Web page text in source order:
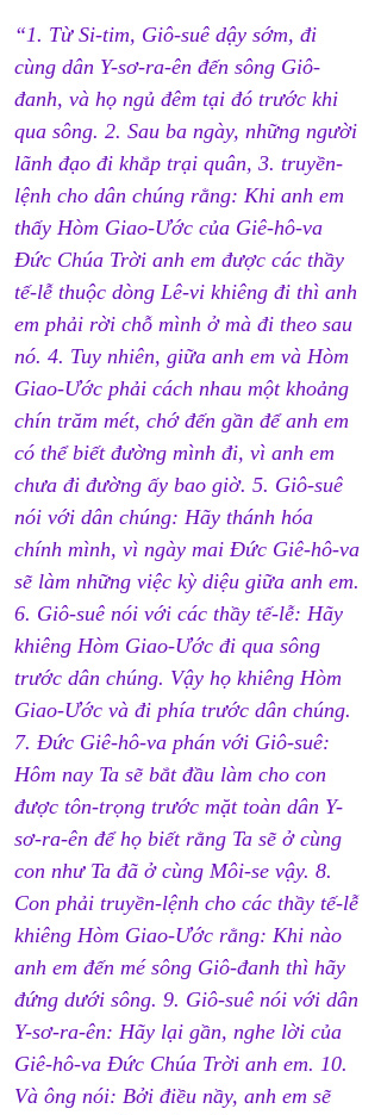
“1. Từ Si-tim, Giô-suê dậy sớm, đi
cùng dân Y-sơ-ra-ên đến sông Giô-
đanh, và họ ngủ đêm tại đó trước khi
qua sông. 2. Sau ba ngày, những người
lãnh đạo đi khắp trại quân, 3. truyền-
lệnh cho dân chúng rằng: Khi anh em
thấy Hòm Giao-Ước của Giê-hô-va
Đức Chúa Trời anh em được các thầy
tế-lễ thuộc dòng Lê-vi khiêng đi thì anh
em phải rời chỗ mình ở mà đi theo sau
nó. 4. Tuy nhiên, giữa anh em và Hòm
Giao-Ước phải cách nhau một khoảng
chín trăm mét, chớ đến gần để anh em
có thể biết đường mình đi, vì anh em
chưa đi đường ấy bao giờ. 5. Giô-suê
nói với dân chúng: Hãy thánh hóa
chính mình, vì ngày mai Đức Giê-hô-va
sẽ làm những việc kỳ diệu giữa anh em.
6. Giô-suê nói với các thầy tế-lễ: Hãy
khiêng Hòm Giao-Ước đi qua sông
trước dân chúng. Vậy họ khiêng Hòm
Giao-Ước và đi phía trước dân chúng.
7. Đức Giê-hô-va phán với Giô-suê:
Hôm nay Ta sẽ bắt đầu làm cho con
được tôn-trọng trước mặt toàn dân Y-
sơ-ra-ên để họ biết rằng Ta sẽ ở cùng
con như Ta đã ở cùng Môi-se vậy. 8.
Con phải truyền-lệnh cho các thầy tế-lễ
khiêng Hòm Giao-Ước rằng: Khi nào
anh em đến mé sông Giô-đanh thì hãy
đứng dưới sông. 9. Giô-suê nói với dân
Y-sơ-ra-ên: Hãy lại gần, nghe lời của
Giê-hô-va Đức Chúa Trời anh em. 10.
Và ông nói: Bởi điều nầy, anh em sẽ